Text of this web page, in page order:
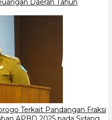
Daerah Tahun
Terkait Pandangan Fraksi